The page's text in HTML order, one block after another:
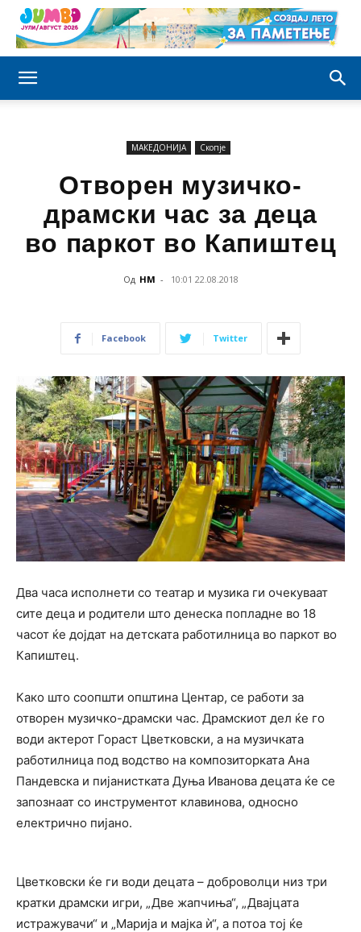
МАКЕДОНИЈА Скопје
Отворен музичко-
драмски час за деца
во паркот во Капиштец
Од НМ - 10:01 22.08.2018
Facebook Twitter
Два часа исполнети со театар и музика ги очекуваат
сите деца и родители што денеска попладне во 18
часот ќе дојдат на детската работилница во паркот во
Капиштец.
Како што соопшти општина Центар, се работи за
отворен музичко-драмски час. Драмскиот дел ќе го
води актерот Гораст Цветковски, а на музичката
работилница под водство на композиторката Ана
Пандевска и пијанистката Дуња Иванова децата ќе се
запознаат со инструментот клавинова, односно
електрично пијано.
Цветковски ќе ги води децата – доброволци низ три
кратки драмски игри, „Две жапчиња“, „Двајцата
истражувачи“ и „Марија и мајка ѝ“, а потоа тој ќе